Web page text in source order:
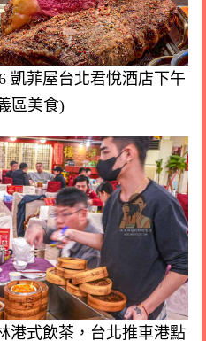
凱菲屋台北君悅酒店下午
區美食)
港式飲茶，台北推車港點